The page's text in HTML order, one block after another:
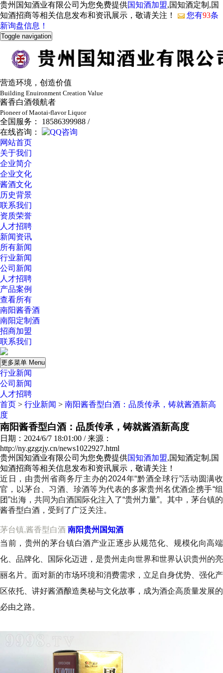
贵州国知酒业有限公司为您免费提供国知酒加盟,国知酒定制,国
知酒招商等相关信息发布和资讯展示，敬请关注！
您有93条
新询盘信息！
Toggle navigation
营造环境，创造价值
Building Enuironment Creation Value
酱香白酒领航者
Pioneer of Maotai-flavor Liquor
全国服务： 18586399988 /
在线咨询：
网站首页
关于我们
企业简介
企业文化
酱酒文化
历史背景
联系我们
资质荣誉
人才招聘
新闻资讯
所有新闻
行业新闻
公司新闻
人才招聘
产品案例
查看所有
南阳酱香酒
南阳定制酒
招商加盟
联系我们
更多菜单 Menu
行业新闻
公司新闻
人才招聘
首页 > 行业新闻 > 南阳酱香型白酒：品质传承，铸就酱酒新高
度
南阳酱香型白酒：品质传承，铸就酱酒新高度
日期：2024/6/7 18:01:00 / 来源：
http://ny.gzgzjy.cn/news1022927.html
贵州国知酒业有限公司为您免费提供国知酒加盟,国知酒定制,国
知酒招商等相关信息发布和资讯展示，敬请关注！
近日，由贵州省商务厅主办的2024年“黔酒全球行”活动圆满收
官，以茅台、习酒、珍酒等为代表的多家贵州名优酒企携手“组
团”出海，共同为白酒国际化注入了“贵州力量”。其中，茅台镇的
酱香型白酒，受到了广泛关注。
茅台镇,酱香型白酒 南阳贵州国知酒
当前，贵州的茅台镇白酒产业正逐步从规范化、规模化向高端
化、品牌化、国际化迈进，是贵州走向世界和世界认识贵州的亮
丽名片。面对新的市场环境和消费需求，立足自身优势、强化产
区依托、讲好酱酒酿造奥秘与文化故事，成为酒企高质量发展的
必由之路。